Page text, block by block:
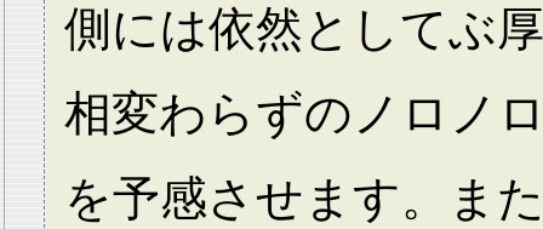
側には依然としてぶ
相変わらずのノロノ
を予感させます。ま